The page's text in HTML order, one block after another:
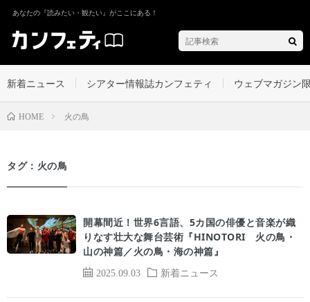
あなたの『読みたい・観たい』がここにある！
新着ニュース シアター情報誌カンフェティ ウェブマガジン
HOME 火の鳥
タグ：火の鳥
2025.09.03 新着ニュース
開幕間近！世界6言語、5カ国の俳優と音楽が織
りなす壮大な舞台芸術『HINOTORI 火の鳥・
山の神篇／火の鳥・海の神篇』